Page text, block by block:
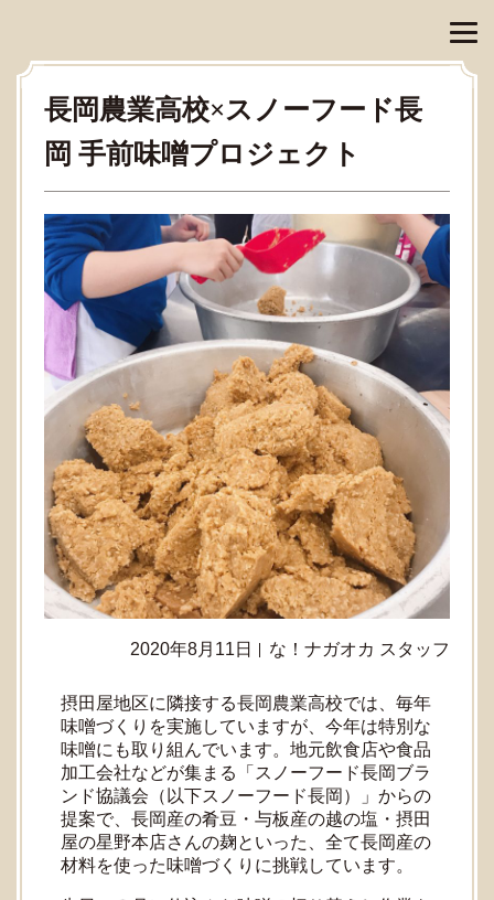
長岡農業高校×スノーフード長
岡 手前味噌プロジェクト
2020年8月11日 な！ナガオカ スタッフ
摂田屋地区に隣接する長岡農業高校では、毎年
味噌づくりを実施していますが、今年は特別な
味噌にも取り組んでいます。地元飲食店や食品
加工会社などが集まる「スノーフード長岡ブラ
ンド協議会（以下スノーフード長岡）」からの
提案で、長岡産の肴豆・与板産の越の塩・摂田
屋の星野本店さんの麹といった、全て長岡産の
材料を使った味噌づくりに挑戦しています。